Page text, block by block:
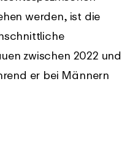
werden, ist die
zwischen 2022 und
er bei Männern